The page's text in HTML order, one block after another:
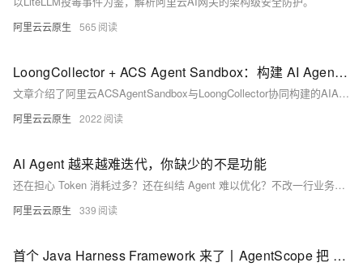
阿里云云原生 565
LoongCollector + ACS Agent Sandbox：构建 AI Agent 生产级运行平台
文章介绍了阿里云ACSAgentSandbox与LoongCollector协同构建的AIAgent生产级运行平台，通过沙箱隔离保障运行时安全，并以高性能、全链路可观测能力解决Agent行为不可预测和执行风险难题。
阿里云云原生 2022
AI Agent 越来越难迭代，你缺少的不是功能
还在担心 Token 消耗过多？还在纠结 Agent 难以优化？不改一行业务代码，LoongSuite Python 探针帮你把一次请求从头到尾捋顺：哪一步访问了什么模型、调用了什么工具、召回了哪些文档、花费了多少 token、上下文发生了什么变化。
阿里云云原生 339
首个 Java Harness Framework 来了丨AgentScope 把 OpenClaw 带到企业分布式场景